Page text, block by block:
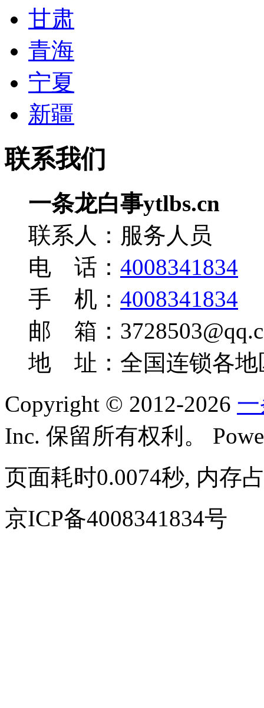
甘肃
青海
宁夏
新疆
联系我们
一条龙白事ytlbs.cn
联系人：服务人员
电 话： 4008341834
手 机： 4008341834
邮 箱：
地 址：全国连锁各地
Copyright © 2012-2026
Inc. 保留所有权利。
页面耗时0.0074秒, 内存
京ICP备4008341834号